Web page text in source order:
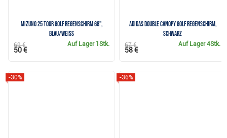
Mizuno 25 Tour Golf Regenschirm 68",
blau/weiss
Auf Lager 1Stk.
69 €
50 €
Adidas Double Canopy Golf Regenschirm,
schwarz
Auf Lager4Stk.
67 €
58 €
-30% -36%